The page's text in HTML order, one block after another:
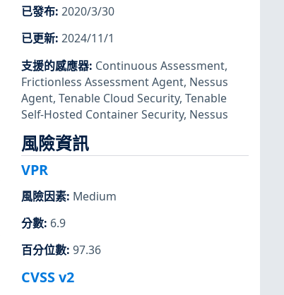
已發布: 2020/3/30
已更新: 2024/11/1
支援的感應器: Continuous Assessment,
Frictionless Assessment Agent, Nessus
Agent, Tenable Cloud Security, Tenable
Self-Hosted Container Security, Nessus
風險資訊
VPR
風險因素: Medium
分數: 6.9
百分位數: 97.36
CVSS v2